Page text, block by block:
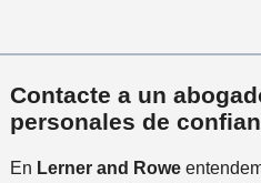
Contacte a un
personales de
En Lerner and Rowe